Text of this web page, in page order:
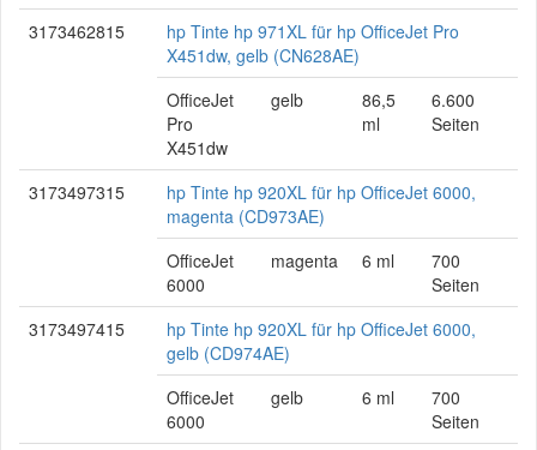
3173462815
hp Tinte hp 971XL für hp OfficeJet Pro
X451dw, gelb (CN628AE)
OfficeJet
Pro
X451dw
gelb
86,5
ml
6.600
Seiten
3173497315
hp Tinte hp 920XL für hp OfficeJet 6000,
magenta (CD973AE)
OfficeJet
6000
magenta 6 ml
700
Seiten
3173497415
hp Tinte hp 920XL für hp OfficeJet 6000,
gelb (CD974AE)
OfficeJet
6000
gelb 6 ml
700
Seiten